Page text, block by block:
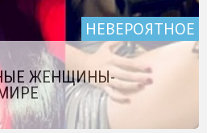
НЕВЕРОЯТНОЕ
ЖЕНЩИНЫ-